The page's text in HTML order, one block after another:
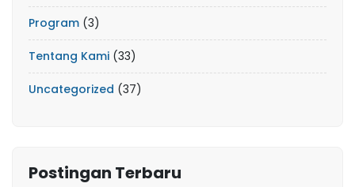
Program (3)
Tentang Kami (33)
Uncategorized (37)
Postingan Terbaru